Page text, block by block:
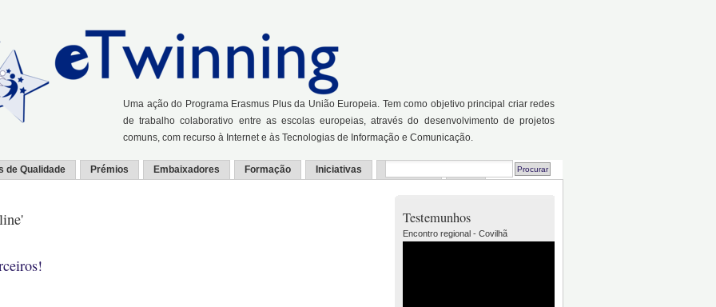
Uma ação do Programa Erasmus Plus da União Europeia. Tem como objetivo principal criar redes
de trabalho colaborativo entre as escolas europeias, através do desenvolvimento de projetos
comuns, com recurso à Internet e às Tecnologias de Informação e Comunicação.
de Qualidade Prémios Embaixadores Formação Iniciativas
Testemunhos
Encontro regional - Covilhã